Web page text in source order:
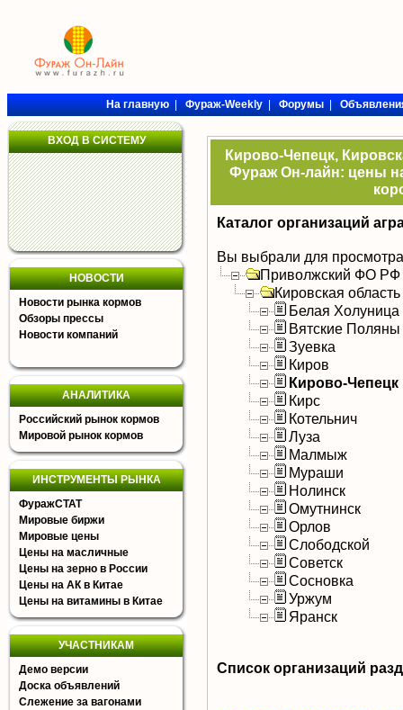
На главную|Фураж-Weekly|Форумы|
ВХОД В СИСТЕМУ
НОВОСТИ
Новости рынка кормов
Обзоры прессы
Новости компаний
АНАЛИТИКА
Российский рынок кормов
Мировой рынок кормов
ИНСТРУМЕНТЫ РЫНКА
ФуражСТАТ
Мировые биржи
Мировые цены
Цены на масличные
Цены на зерно в России
Цены на АК в Китае
Цены на витамины в Китае
УЧАСТНИКАМ
Демо версии
Доска объявлений
Слежение за вагонами
Кирово-Чепецк,
Фураж Он-лайн: цены
Каталог организаций
Вы выбрали для
Приволжский ФО РФ
Кировская область
Белая Холуница
Вятские Поляны
Зуевка
Киров
Кирово-Чепецк
Кирс
Котельнич
Луза
Малмыж
Мураши
Нолинск
Омутнинск
Орлов
Слободской
Советск
Сосновка
Уржум
Яранск
Список организаций